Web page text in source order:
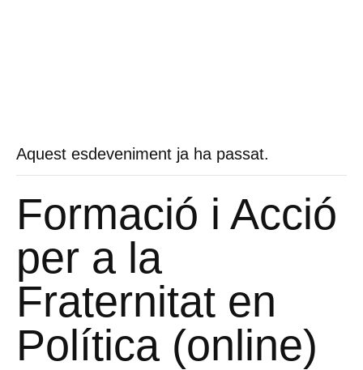
Aquest esdeveniment ja ha passat.
Formació i Acció
per a la
Fraternitat en
Política (online)